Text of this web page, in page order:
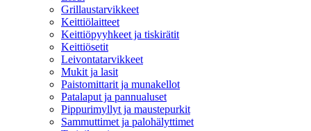
Grillaustarvikkeet
Keittiölaitteet
Keittiöpyyhkeet ja tiskirätit
Keittiösetit
Leivontatarvikkeet
Mukit ja lasit
Paistomittarit ja munakellot
Patalaput ja pannualuset
Pippurimyllyt ja maustepurkit
Sammuttimet ja palohälyttimet